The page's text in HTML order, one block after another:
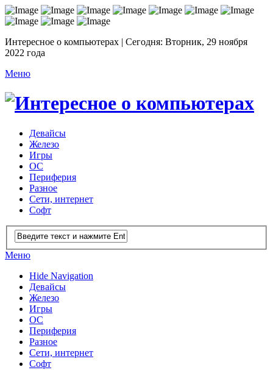
Интересное о компьютерах | Сегодня: Вторник, 29 ноября
2022 года
Меню
Девайсы
Железо
Игры
ОС
Периферия
Разное
Сети, интернет
Софт
Меню
Hide Navigation
Девайсы
Железо
Игры
ОС
Периферия
Разное
Сети, интернет
Софт